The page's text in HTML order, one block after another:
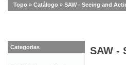
Topo » Catálogo » SAW - Seeing and
SAW -
Categorias